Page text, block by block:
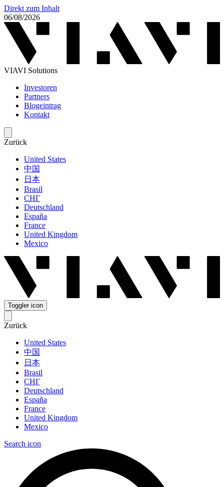
Direkt zum Inhalt
06/08/2026
VIAVI Solutions
Investoren
Partners
Blogeintrag
Kontakt
Zurück
United States
中国
日本
Brasil
СНГ
Deutschland
España
France
United Kingdom
Mexico
Toggler icon
Zurück
United States
中国
日本
Brasil
СНГ
Deutschland
España
France
United Kingdom
Mexico
Search icon